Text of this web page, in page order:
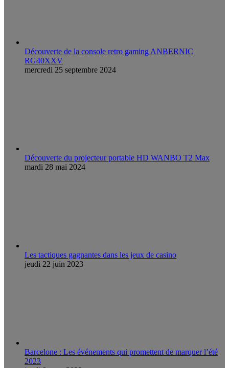
Découverte de la console retro gaming ANBERNIC
RG40XXV
mercredi 25 septembre 2024
Découverte du projecteur portable HD WANBO T2 Max
mardi 28 mai 2024
Les tactiques gagnantes dans les jeux de casino
jeudi 22 juin 2023
Barcelone : Les événements qui promettent de marquer l’été
2023